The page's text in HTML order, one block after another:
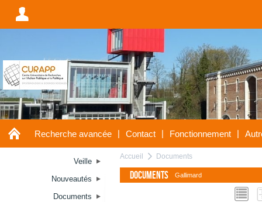
A
A Recherche avancée | Contact | Fonctionnement |
Veille
Nouveautés
Documents
Accueil a Documents
Documents Gallimard
L